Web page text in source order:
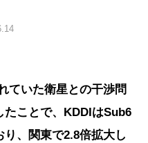
ていた衛星との干渉問
たことで、KDDIはSub6
、関東で2.8倍拡大し